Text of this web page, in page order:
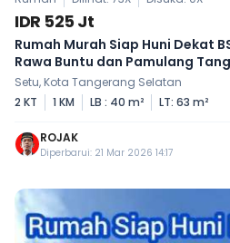
IDR 525 Jt
Rumah Murah Siap Huni Dekat
Rawa Buntu dan Pamulang
Setu, Kota Tangerang Selatan
2 KT
1 KM LB : 40 m² LT: 63 m²
ROJAK
Diperbarui: 21 Mar 2026 14:17